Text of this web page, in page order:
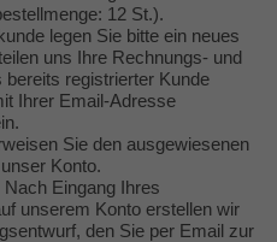
12 St.).
legen Sie bitte ein neues
uns Ihre Rechnungs- und
registrierter Kunde
Ihrer Email-Adresse
Sie den ausgewiesenen
Konto.
Nach Eingang Ihres
unserem Konto erstellen wir
den Sie per Email zur